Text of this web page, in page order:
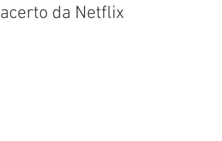
acerto da Netflix